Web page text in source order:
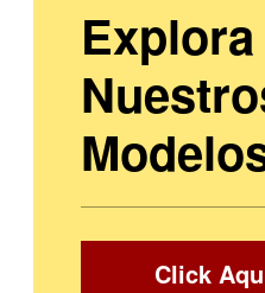
SATELITALES
Explora
Click